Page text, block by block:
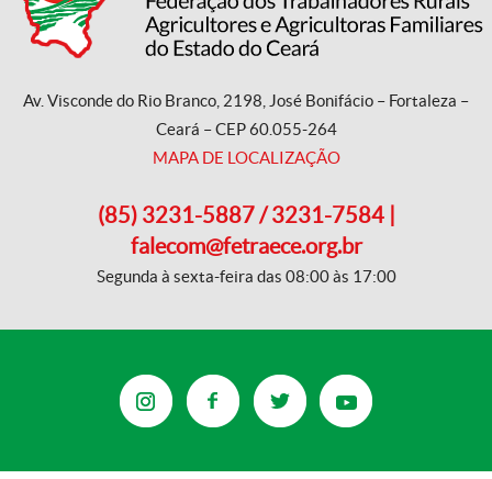
Av. Visconde do Rio Branco, 2198, José Bonifácio – Fortaleza –
Ceará – CEP 60.055-264
MAPA DE LOCALIZAÇÃO
(85) 3231-5887 / 3231-7584 |
falecom@fetraece.org.br
Segunda à sexta-feira das 08:00 às 17:00